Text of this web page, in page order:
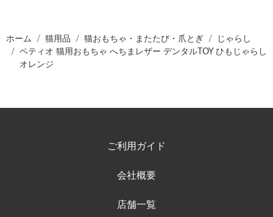
ホーム 猫用品 猫おもちゃ・またたび・爪とぎ
じゃらし
ペティオ 猫用おもちゃ へちまレザー デンタルTOY ひもじゃらし
オレンジ
ご利用ガイド
会社概要
店舗一覧